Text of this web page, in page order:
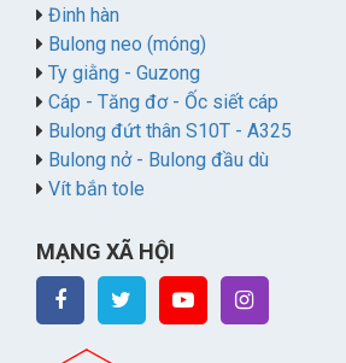
Đinh hàn
Bulong neo (móng)
Ty giằng - Guzong
Cáp - Tăng đơ - Ốc siết cáp
Bulong đứt thân S10T - A325
Bulong nở - Bulong đầu dù
Vít bắn tole
MẠNG XÃ HỘI